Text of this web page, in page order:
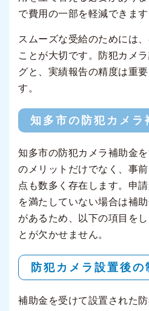
で費用の一部を軽減できます
スムーズな受給のためには
ことが大切です。防犯カメ
グと、実績報告の精度は重
す。
知多市の防犯カメラ
知多市の防犯カメラ補助金
のメリットだけでなく、事
点も数多く存在します。申
を満たしていない場合は補
があるため、以下の項目を
とが欠かせません。
防犯カメラ設置後の
補助金を受けて設置された